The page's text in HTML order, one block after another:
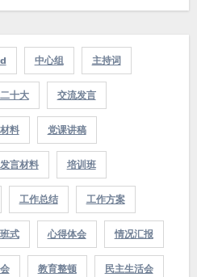
中心组 主持词
二十大 交流发言
料 党课讲稿
发言材料 培训班
工作总结 工作方案
式 心得体会 情况汇报
教育整顿 民主生活会